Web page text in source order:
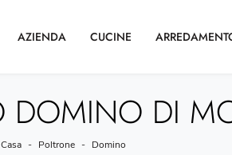
AZIENDA CUCINE
DOMINO DI
- Poltrone - Domino